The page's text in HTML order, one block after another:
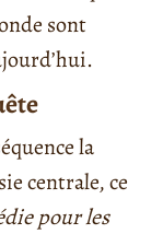
sont
la
centrale, ce
pour les